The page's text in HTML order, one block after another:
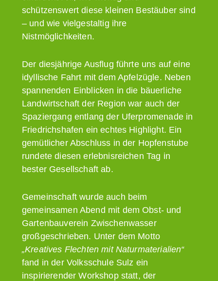
schützenswert diese kleinen Bestäuber sind
– und wie vielgestaltig ihre
Nistmöglichkeiten.
Der diesjährige Ausflug führte uns auf eine
idyllische Fahrt mit dem Apfelzügle. Neben
spannenden Einblicken in die bäuerliche
Landwirtschaft der Region war auch der
Spaziergang entlang der Uferpromenade in
Friedrichshafen ein echtes Highlight. Ein
gemütlicher Abschluss in der Hopfenstube
rundete diesen erlebnisreichen Tag in
bester Gesellschaft ab.
Gemeinschaft wurde auch beim
gemeinsamen Abend mit dem Obst- und
Gartenbauverein Zwischenwasser
großgeschrieben. Unter dem Motto
„Kreatives Flechten mit Naturmaterialien“
fand in der Volksschule Sulz ein
inspirierender Workshop statt, der